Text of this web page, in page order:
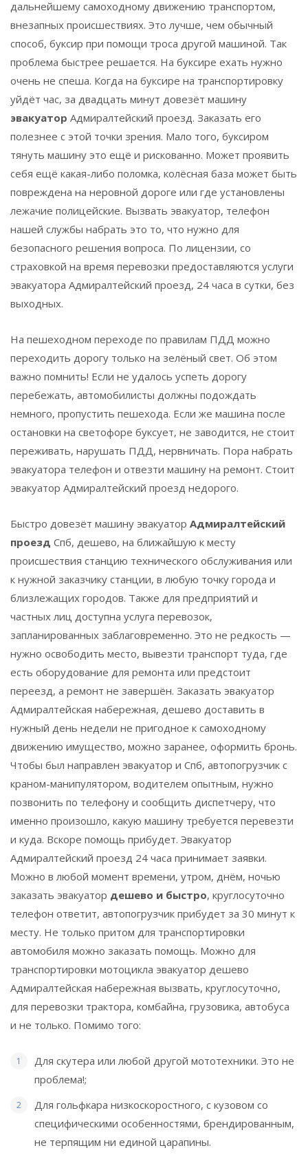
дальнейшему самоходному движению транспортом,
внезапных происшествиях. Это лучше, чем обычный
способ, буксир при помощи троса другой машиной. Так
проблема быстрее решается. На буксире ехать нужно
очень не спеша. Когда на буксире на транспортировку
уйдёт час, за двадцать минут довезёт машину
эвакуатор Адмиралтейский проезд. Заказать его
полезнее с этой точки зрения. Мало того, буксиром
тянуть машину это ещё и рискованно. Может проявить
себя ещё какая-либо поломка, колёсная база может быть
повреждена на неровной дороге или где установлены
лежачие полицейские. Вызвать эвакуатор, телефон
нашей службы набрать это то, что нужно для
безопасного решения вопроса. По лицензии, со
страховкой на время перевозки предоставляются услуги
эвакуатора Адмиралтейский проезд, 24 часа в сутки, без
выходных.
На пешеходном переходе по правилам ПДД можно
переходить дорогу только на зелёный свет. Об этом
важно помнить! Если не удалось успеть дорогу
перебежать, автомобилисты должны подождать
немного, пропустить пешехода. Если же машина после
остановки на светофоре буксует, не заводится, не стоит
переживать, нарушать ПДД, нервничать. Пора набрать
эвакуатора телефон и отвезти машину на ремонт. Стоит
эвакуатор Адмиралтейский проезд недорого.
Быстро довезёт машину эвакуатор Адмиралтейский
проезд Спб, дешево, на ближайшую к месту
происшествия станцию технического обслуживания или
к нужной заказчику станции, в любую точку города и
близлежащих городов. Также для предприятий и
частных лиц доступна услуга перевозок,
запланированных заблаговременно. Это не редкость —
нужно освободить место, вывезти транспорт туда, где
есть оборудование для ремонта или предстоит
переезд, а ремонт не завершён. Заказать эвакуатор
Адмиралтейская набережная, дешево доставить в
нужный день недели не пригодное к самоходному
движению имущество, можно заранее, оформить бронь.
Чтобы был направлен эвакуатор и Спб, автопогрузчик с
краном-манипулятором, водителем опытным, нужно
позвонить по телефону и сообщить диспетчеру, что
именно произошло, какую машину требуется перевезти
и куда. Вскоре помощь прибудет. Эвакуатор
Адмиралтейский проезд 24 часа принимает заявки.
Можно в любой момент времени, утром, днём, ночью
заказать эвакуатор дешево и быстро, круглосуточно
телефон ответит, автопогрузчик прибудет за 30 минут к
месту. Не только притом для транспортировки
автомобиля можно заказать помощь. Можно для
транспортировки мотоцикла эвакуатор дешево
Адмиралтейская набережная вызвать, круглосуточно,
для перевозки трактора, комбайна, грузовика, автобуса
и не только. Помимо того:
Для скутера или любой другой мототехники. Это не
проблема!;
Для гольфкара низкоскоростного, с кузовом со
специфическими особенностями, брендированным,
не терпящим ни единой царапины.